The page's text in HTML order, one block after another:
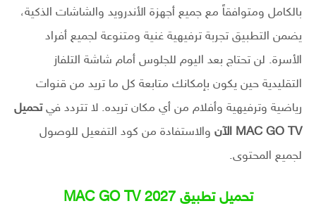
بالكامل ومتوافقاً مع جميع أجهزة الأندرويد والشاشات الذكية،
يضمن التطبيق تجربة ترفيهية غنية ومتنوعة لجميع أفراد
الأسرة. لن تحتاج بعد اليوم للجلوس أمام شاشة التلفاز
التقليدية حين يكون بإمكانك متابعة كل ما تريد من قنوات
رياضية وترفيهية وأفلام من أي مكان تريده. لا تتردد فيتحميل
MAC GO TV الآن
والاستفادة من كود التفعيل للوصول
لجميع المحتوى.
تحميل تطبيق MAC GO TV 2027